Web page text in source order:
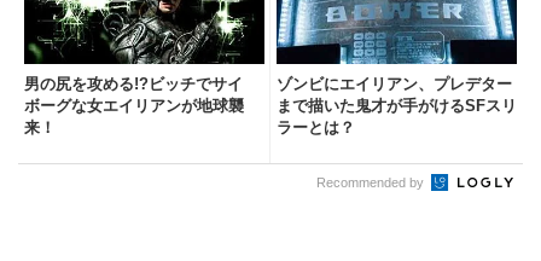
男の尻を攻める!?ビッチでサイ
ボーグな女エイリアンが地球襲
来！
ゾンビにエイリアン、プレデター
まで描いた鬼才が手がけるSFスリ
ラーとは？
Recommended by